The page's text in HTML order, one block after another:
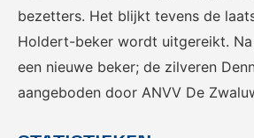
bezetters. Het blijkt tevens de
Holdert-beker wordt uitgereikt.
een nieuwe beker; de zilveren
aangeboden door ANVV De